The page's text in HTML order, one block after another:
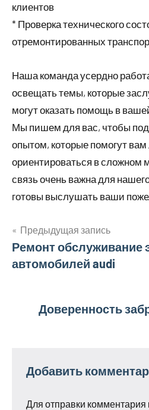
клиентов
* Проверка технического
отремонтированных
Наша команда усердно
освещать темы, которые
могут оказать помощь в
Мы пишем для вас, чтобы
опытом, которые помогут
ориентироваться в сложном
связь очень важна для
готовы выслушать ваши
Навигация
по
Предыдущая запись
Ремонт обслуживание
автомобилей audi
Доверенность
Добавить
Для отправки